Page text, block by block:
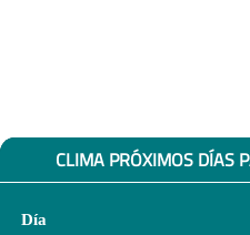
CLIMA PRÓXIMOS DÍAS
Día